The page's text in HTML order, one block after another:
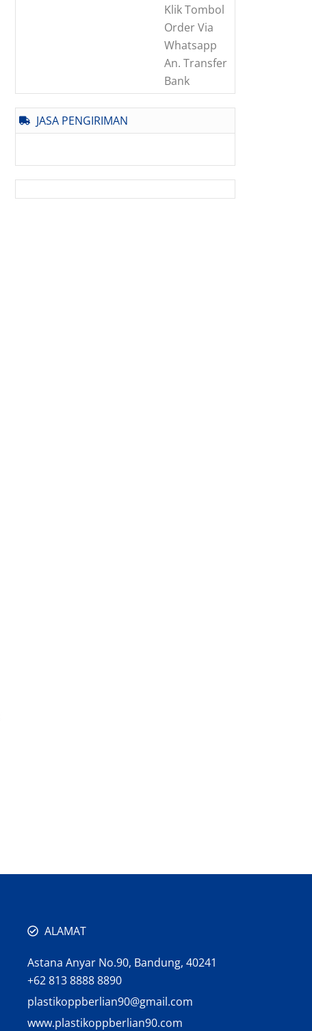
Klik Tombol
Order Via
Whatsapp
An. Transfer
Bank
JASA PENGIRIMAN
ALAMAT
Astana Anyar No.90, Bandung, 40241
+62 813 8888 8890
plastikoppberlian90@gmail.com
www.plastikoppberlian90.com